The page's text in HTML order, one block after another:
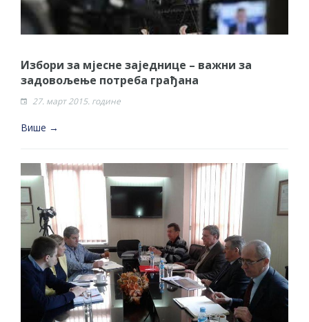
Избори за мјесне заједнице – важни за
задовољење потреба грађана
27. март 2015. године
Више →